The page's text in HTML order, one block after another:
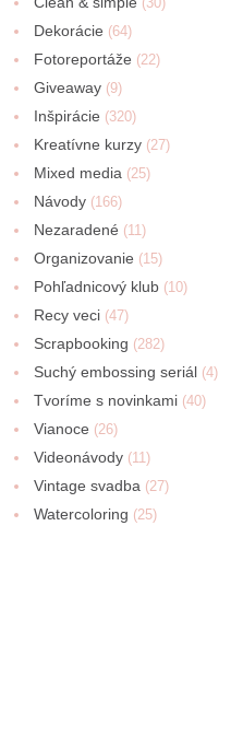
Dekorácie (64)
Fotoreportáže (22)
Giveaway (9)
Inšpirácie (320)
Kreatívne kurzy (27)
Mixed media (25)
Návody (166)
Nezaradené (11)
Organizovanie (15)
Pohľadnicový klub (10)
Recy veci (47)
Scrapbooking (282)
Suchý embossing seriál (4)
Tvoríme s novinkami (40)
Vianoce (26)
Videonávody (11)
Vintage svadba (27)
Watercoloring (25)